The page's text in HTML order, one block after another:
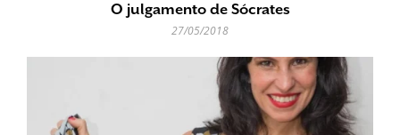
O julgamento de Sócrates
27/05/2018